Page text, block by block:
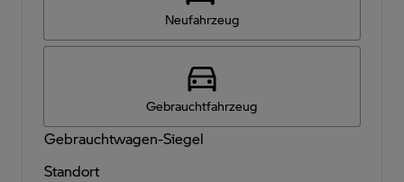
Neufahrzeug
Gebrauchtfahrzeug
Gebrauchtwagen-Siegel
Standort